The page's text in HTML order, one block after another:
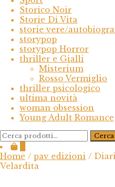
Storico Noir
Storie Di Vita
storie vere/
storypop
storypop Horror
thriller e Gialli
Misterium
Rosso Vermiglio
thriller psicologico
ultima novità
woman obsession
Young Adult Romance
Cerca:
Cerca
Home / pav edizioni /
Velardita